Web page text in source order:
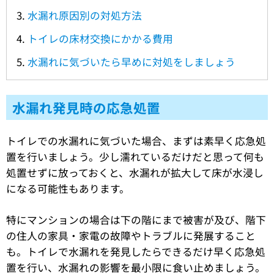
水漏れ原因別の対処方法
トイレの床材交換にかかる費用
水漏れに気づいたら早めに対処をしましょう
水漏れ発見時の応急処置
トイレでの水漏れに気づいた場合、まずは素早く応急処
置を行いましょう。少し濡れているだけだと思って何も
処置せずに放っておくと、水漏れが拡大して床が水浸し
になる可能性もあります。
特にマンションの場合は下の階にまで被害が及び、階下
の住人の家具・家電の故障やトラブルに発展すること
も。トイレで水漏れを発見したらできるだけ早く応急処
置を行い、水漏れの影響を最小限に食い止めましょう。